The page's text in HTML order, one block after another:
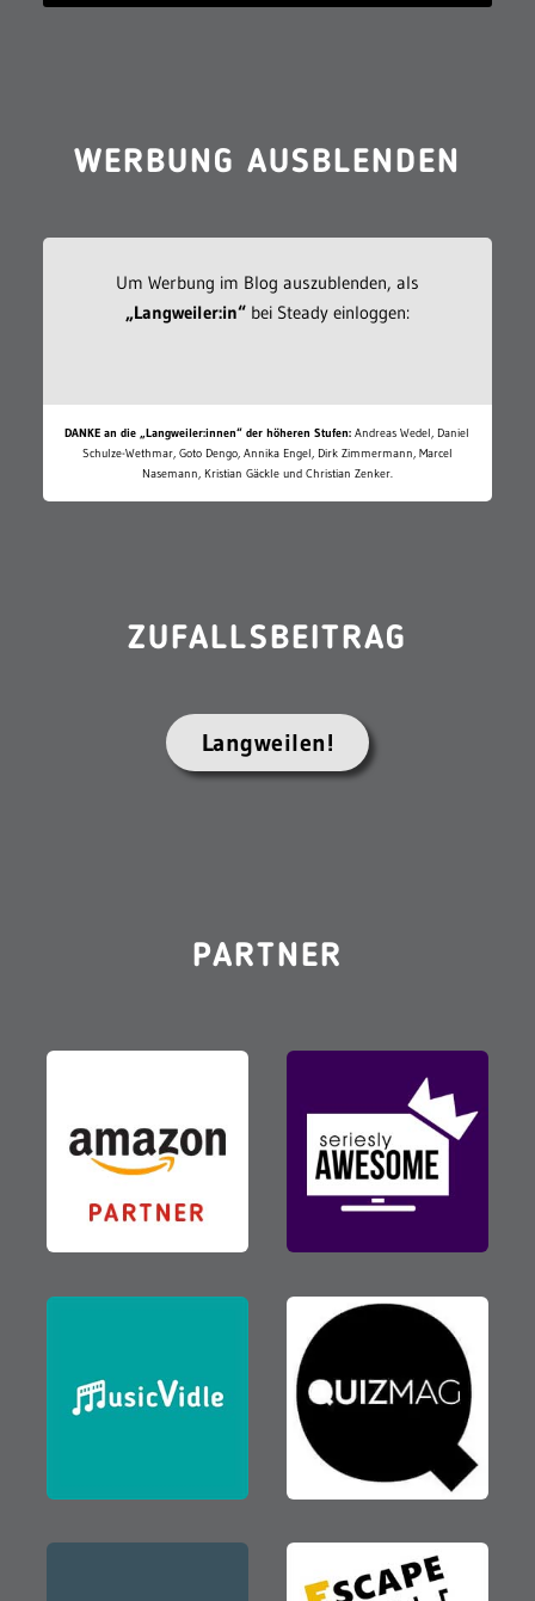
WERBUNG AUSBLENDEN
Um Werbung im Blog auszublenden, als
„Langweiler:in“bei Steady einloggen:
DANKE an die „Langweiler:innen“ der höheren Stufen: Andreas Wedel, Daniel
Schulze-Wethmar, Goto Dengo, Annika Engel, Dirk Zimmermann, Marcel
Nasemann, Kristian Gäckle und Christian Zenker.
ZUFALLSBEITRAG
Langweilen!
PARTNER